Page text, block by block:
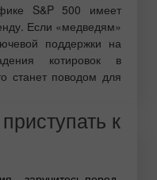
S&P 500 имеет
Если «медведям»
поддержки на
котировок в
станет поводом для
к